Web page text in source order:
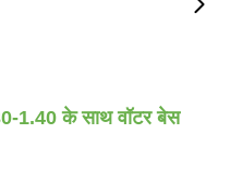
1.40 के साथ वॉटर बेस